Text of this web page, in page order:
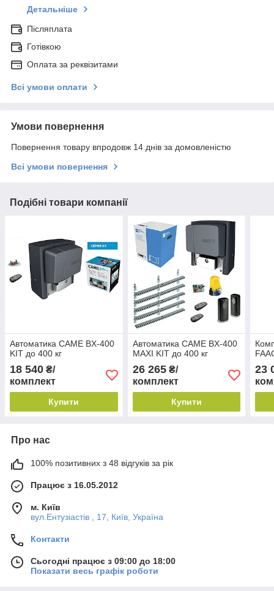
Детальніше
Післяплата
Готівкою
Оплата за реквізитами
Всі умови оплати
Умови повернення
Повернення товару впродовж 14 днів за домовленістю
Всі умови повернення
Подібні товари компанії
Автоматика CAME BX-400
KIT до 400 кг
18 540 ₴/
комплект
Купити
Автоматика CAME BX-400
MAXI KIT до 400 кг
26 265₴/
комплект
Купити
23
Про нас
100% позитивних з 48 відгуків за рік
Працює з 16.05.2012
м. Київ
вул.Ентузіастів , 17, Київ, Україна
Контакти
Сьогодні працює з 09:00 до 18:00
Показати весь графік роботи